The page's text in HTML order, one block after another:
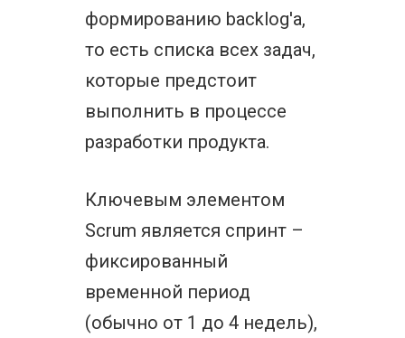
формированию backlog'а,
то есть списка всех задач,
которые предстоит
выполнить в процессе
разработки продукта.
Ключевым элементом
Scrum является спринт –
фиксированный
временной период
(обычно от 1 до 4 недель),